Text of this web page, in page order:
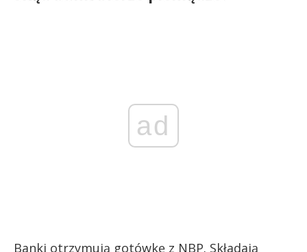
ad
Banki otrzymują gotówkę z NBP. Składają